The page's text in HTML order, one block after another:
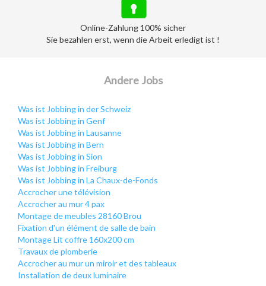
Online-Zahlung 100% sicher
Sie bezahlen erst, wenn die Arbeit erledigt ist !
Andere Jobs
Was ist Jobbing in der Schweiz
Was ist Jobbing in Genf
Was ist Jobbing in Lausanne
Was ist Jobbing in Bern
Was ist Jobbing in Sion
Was ist Jobbing in Freiburg
Was ist Jobbing in La Chaux-de-Fonds
Accrocher une télévision
Accrocher au mur 4 pax
Montage de meubles 28160 Brou
Fixation d'un élément de salle de bain
Montage Lit coffre 160x200 cm
Travaux de plomberie
Accrocher au mur un miroir et des tableaux
Installation de deux luminaire